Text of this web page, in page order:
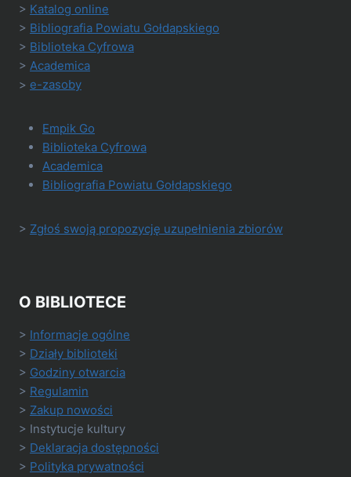
> Katalog online
> Bibliografia Powiatu Gołdapskiego
> Biblioteka Cyfrowa
> Academica
> e-zasoby
Empik Go
Biblioteka Cyfrowa
Academica
Bibliografia Powiatu Gołdapskiego
> Zgłoś swoją propozycję uzupełnienia zbiorów
O BIBLIOTECE
> Informacje ogólne
> Działy biblioteki
> Godziny otwarcia
> Regulamin
> Zakup nowości
> Instytucje kultury
> Deklaracja dostępności
> Polityka prywatności